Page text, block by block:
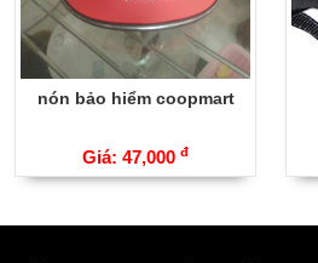
nón bảo hiểm coopmart
Giá: 47,000 đ